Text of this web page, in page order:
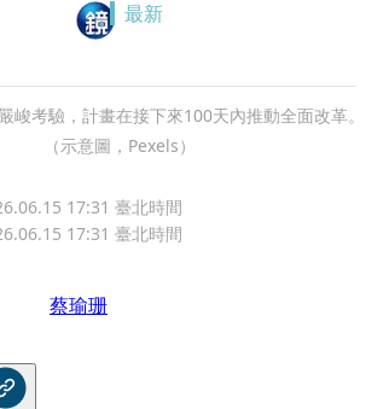
最新
峻考驗，計畫在接下來100天內推動全面改革。
（示意圖，Pexels）
17:31 臺北時間
17:31 臺北時間
蔡瑜珊